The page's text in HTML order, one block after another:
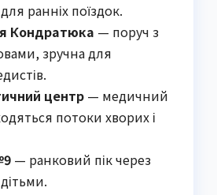
ранніх поїздок.
Кондратюка — поруч з
зручна для
центр — медичний
потоки хворих і
— ранковий пік через